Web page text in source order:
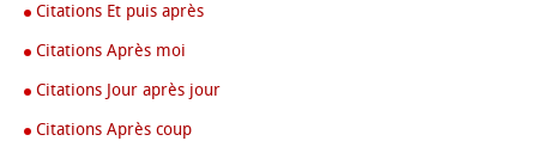
Citations Et puis après
Citations Après moi
Citations Jour après jour
Citations Après coup